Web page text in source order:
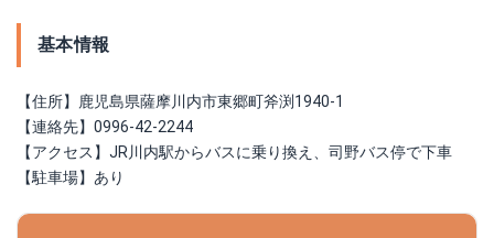
基本情報
【住所】鹿児島県薩摩川内市東郷町斧渕1940-1
【連絡先】0996-42-2244
【アクセス】JR川内駅からバスに乗り換え、司野バス停で下車
【駐車場】あり